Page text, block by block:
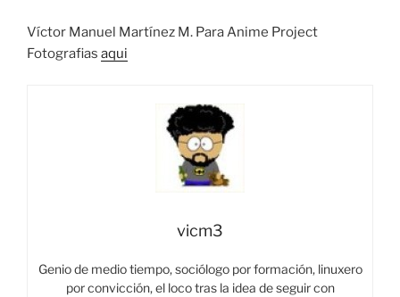
Víctor Manuel Martínez M. Para Anime Project
Fotografias aqui
vicm3
Genio de medio tiempo, sociólogo por formación, linuxero
por convicción, el loco tras la idea de seguir con